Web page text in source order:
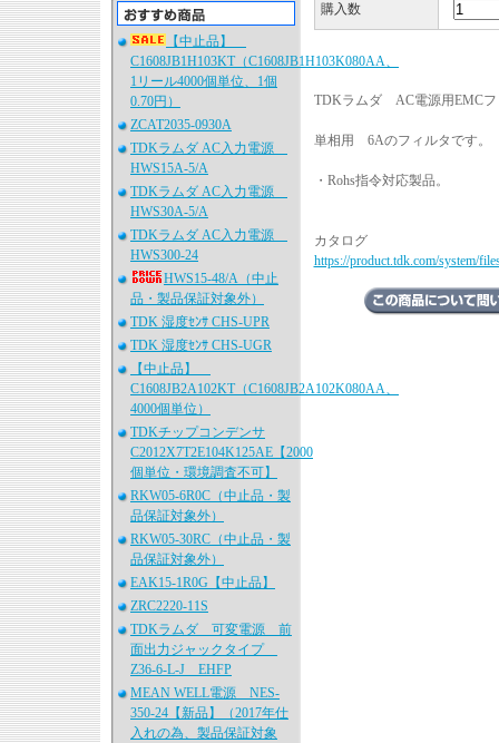
【中止品】
C1608JB1H103KT（C1608JB1H103K080AA、
1リール4000個単位、1個
0.70円）
ZCAT2035-0930A
TDKラムダ AC入力電源
HWS15A-5/A
TDKラムダ AC入力電源
HWS30A-5/A
TDKラムダ AC入力電源
HWS300-24
HWS15-48/A（中止
品・製品保証対象外）
TDK 湿度ｾﾝｻ CHS-UPR
TDK 湿度ｾﾝｻ CHS-UGR
【中止品】
C1608JB2A102KT（C1608JB2A102K080AA、
4000個単位）
TDKチップコンデンサ
C2012X7T2E104K125AE【2000
個単位・環境調査不可】
RKW05-6R0C（中止品・製
品保証対象外）
RKW05-30RC（中止品・製
品保証対象外）
EAK15-1R0G【中止品】
ZRC2220-11S
TDKラムダ 可変電源 前
面出力ジャックタイプ
Z36-6-L-J EHFP
MEAN WELL電源 NES-
350-24【新品】（2017年仕
入れの為、製品保証対象
購入数
TDKラムダ AC電源用EMCフ
単相用 6Aのフィルタです。
・Rohs指令対応製品。
カタログ
https://product.tdk.com/system/